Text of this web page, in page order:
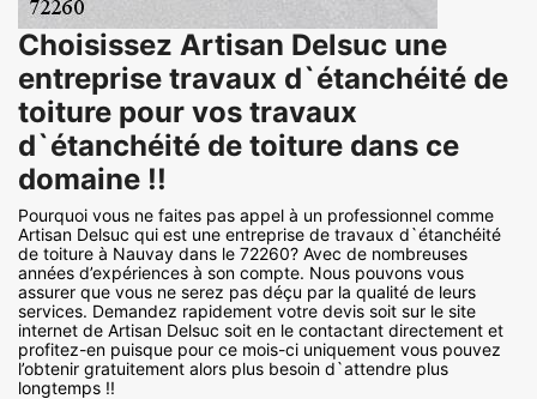
Choisissez Artisan Delsuc une
entreprise travaux d`étanchéité de
toiture pour vos travaux
d`étanchéité de toiture dans ce
domaine !!
Pourquoi vous ne faites pas appel à un professionnel comme
Artisan Delsuc qui est une entreprise de travaux d`étanchéité
de toiture à Nauvay dans le 72260? Avec de nombreuses
années d’expériences à son compte. Nous pouvons vous
assurer que vous ne serez pas déçu par la qualité de leurs
services. Demandez rapidement votre devis soit sur le site
internet de Artisan Delsuc soit en le contactant directement et
profitez-en puisque pour ce mois-ci uniquement vous pouvez
l’obtenir gratuitement alors plus besoin d`attendre plus
longtemps !!